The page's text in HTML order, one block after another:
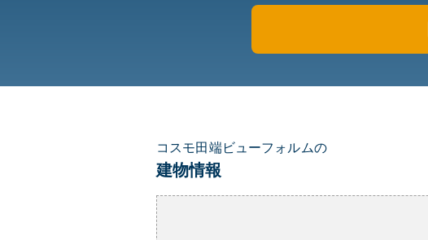
コスモ田端ビューフォルムの
建物情報